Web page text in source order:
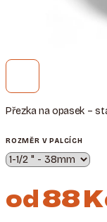
Přezka na opasek –
ROZMĚR V PALCÍCH
od88